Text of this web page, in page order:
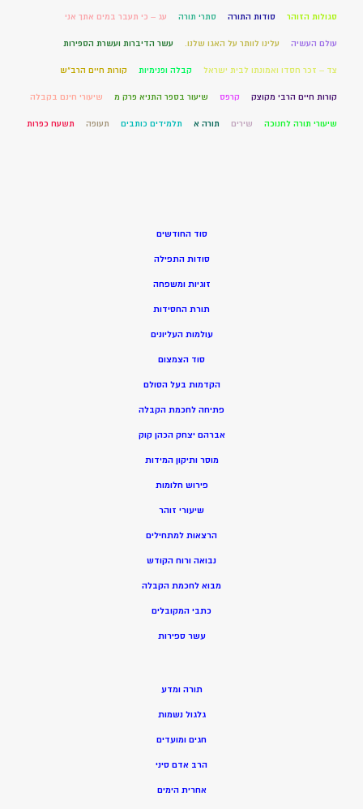
סגולות הזוהר סודות התורה סתרי תורה עג – כי תעבר במים אתך אני
עולם העשיה עלינו לוותר על האגו שלנו. עשר הדיברות ועשרת הספירות
צד – זכר חסדו ואמונתו לבית ישראל קבלה ופנימיות קורות חיים הרב"ש
קורות חיים הרבי מקוצק קרפס שיעור בספר התניא פרק מ שיעורי חינם בקבלה
שיעורי תורה לחנוכה שירים תורה א תלמידים כותבים תעופה תשעח כפרות
סוד החודשים
סודות התפילה
זוגיות ומשפחה
תורת החסידות
עולמות העליונים
סוד הצמצום
הקדמות בעל הסולם
פתיחה לחכמת הקבלה
אברהם יצחק הכהן קוק
מוסר ותיקון המידות
פירוש חלומות
שיעורי זוהר
הרצאות למתחילים
נבואה ורוח הקודש
מבוא לחכמת הקבלה
כתבי המקובלים
עשר ספירות
תורה ומדע
גלגול נשמות
חגים ומועדים
הרב אדם סיני
אחרית הימים